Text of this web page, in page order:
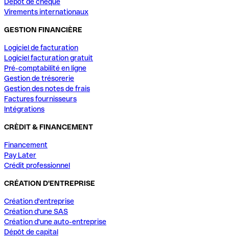
Virements internationaux
GESTION FINANCIÈRE
Logiciel de facturation
Logiciel facturation gratuit
Pré-comptabilité en ligne
Gestion de trésorerie
Gestion des notes de frais
Factures fournisseurs
Intégrations
CRÈDIT & FINANCEMENT
Financement
Pay Later
Crédit professionnel
CRÉATION D'ENTREPRISE
Création d'entreprise
Création d'une SAS
Création d'une auto-entreprise
Dépôt de capital